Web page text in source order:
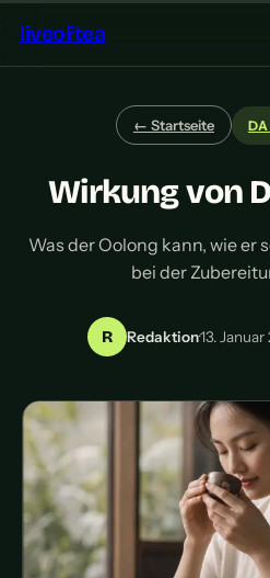
liveoftea
← Startseite
Wirkung von
Was der Oolong kann, wie er
bei der
R Redaktion·13. Januar